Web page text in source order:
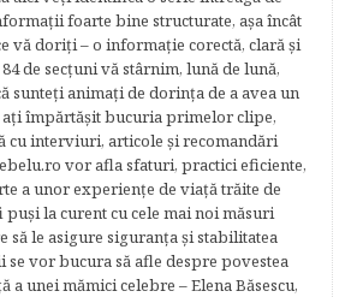
foarte bine structurate, aşa încât
vă doriţi – o informaţie corectă, clară şi
de secțuni vă stârnim, lună de lună,
sunteţi animaţi de dorinţa de a avea un
împărtăşit bucuria primelor clipe,
cu interviuri, articole şi recomandări
vor afla sfaturi, practici eficiente,
a unor experienţe de viaţă trăite de
la curent cu cele mai noi măsuri
să le asigure siguranţa şi stabilitatea
vor bucura să afle despre povestea
a unei mămici celebre – Elena Băsescu,